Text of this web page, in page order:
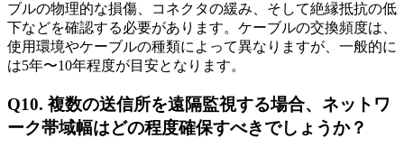
ブルの物理的な損傷、コネクタの緩み、そして絶縁抵抗の低
下などを確認する必要があります。ケーブルの交換頻度は、
使用環境やケーブルの種類によって異なりますが、一般的に
は5年〜10年程度が目安となります。
Q10. 複数の送信所を遠隔監視する場合、ネットワ
ーク帯域幅はどの程度確保すべきでしょうか？